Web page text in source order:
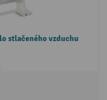
stlačeného vzduchu